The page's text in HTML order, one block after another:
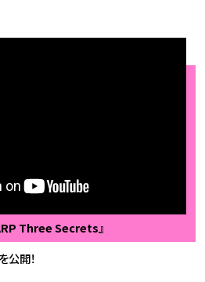
Three Secrets』
公開！